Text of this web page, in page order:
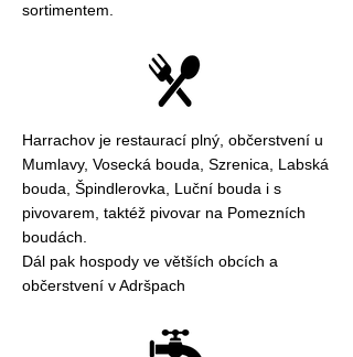
sortimentem.
Harrachov je restaurací plný, občerstvení u
Mumlavy, Vosecká bouda, Szrenica, Labská
bouda, Špindlerovka, Luční bouda i s
pivovarem, taktéž pivovar na Pomezních
boudách.
Dál pak hospody ve větších obcích a
občerstvení v Adršpach